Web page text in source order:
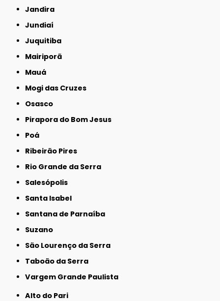
Jandira
Jundiaí
Juquitiba
Mairiporã
Mauá
Mogi das Cruzes
Osasco
Pirapora do Bom Jesus
Poá
Ribeirão Pires
Rio Grande da Serra
Salesópolis
Santa Isabel
Santana de Parnaíba
Suzano
São Lourenço da Serra
Taboão da Serra
Vargem Grande Paulista
Alto do Pari